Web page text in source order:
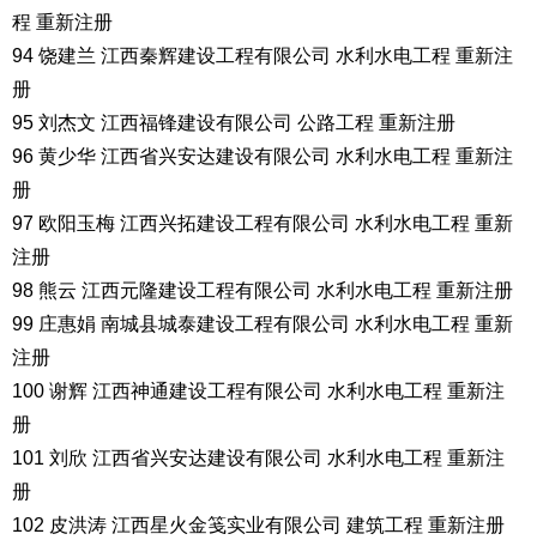
程 重新注册
94 饶建兰 江西秦辉建设工程有限公司 水利水电工程 重新注
册
95 刘杰文 江西福锋建设有限公司 公路工程 重新注册
96 黄少华 江西省兴安达建设有限公司 水利水电工程 重新注
册
97 欧阳玉梅 江西兴拓建设工程有限公司 水利水电工程 重新
注册
98 熊云 江西元隆建设工程有限公司 水利水电工程 重新注册
99 庄惠娟 南城县城泰建设工程有限公司 水利水电工程 重新
注册
100 谢辉 江西神通建设工程有限公司 水利水电工程 重新注
册
101 刘欣 江西省兴安达建设有限公司 水利水电工程 重新注
册
102 皮洪涛 江西星火金笺实业有限公司 建筑工程 重新注册